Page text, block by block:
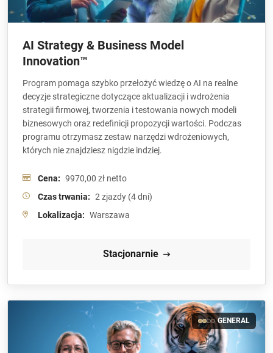
AI Strategy & Business Model
Innovation™
Program pomaga szybko przełożyć wiedzę o AI na realne
decyzje strategiczne dotyczące aktualizacji i wdrożenia
strategii firmowej, tworzenia i testowania nowych modeli
biznesowych oraz redefinicji propozycji wartości. Podczas
programu otrzymasz zestaw narzędzi wdrożeniowych,
których nie znajdziesz nigdzie indziej.
Cena: 9970,00 zł netto
Czas trwania: 2 zjazdy (4 dni)
Lokalizacja: Warszawa
Stacjonarnie
GENERAL